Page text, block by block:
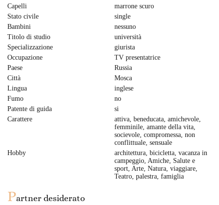
Capelli
marrone scuro
Stato civile
single
Bambini
nessuno
Titolo di studio
università
Specializzazione
giurista
Occupazione
TV presentatrice
Paese
Russia
Città
Mosca
Lingua
inglese
Fumo
no
Patente di guida
si
Carattere
attiva, beneducata, amichevole,
femminile, amante della vita,
socievole, compromessa, non
conflittuale, sensuale
Hobby
architettura, bicicletta, vacanza in
campeggio, Amiche, Salute e
sport, Arte, Natura, viaggiare,
Teatro, palestra, famiglia
Partner desiderato